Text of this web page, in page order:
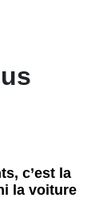
c’est la
la voiture